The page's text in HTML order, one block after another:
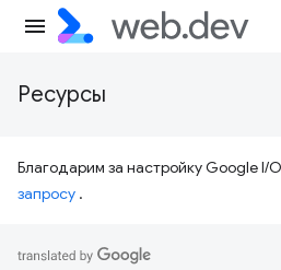
Ресурсы
Благодарим за настройку Google I/
запросу .